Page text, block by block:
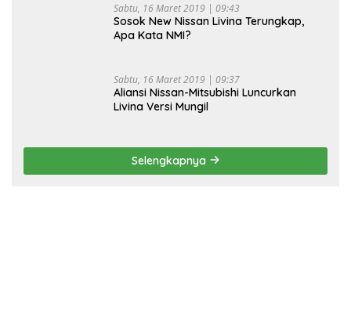
Sabtu, 16 Maret 2019 | 09:43
Sosok New Nissan Livina Terungkap,
Apa Kata NMI?
Sabtu, 16 Maret 2019 | 09:37
Aliansi Nissan-Mitsubishi Luncurkan
Livina Versi Mungil
Selengkapnya